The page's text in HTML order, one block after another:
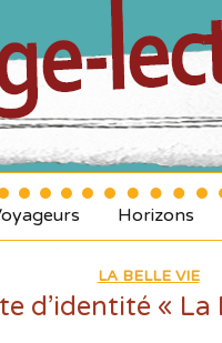
Horizons
LA BELLE VIE
d’identité « La